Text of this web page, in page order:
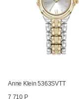
Anne Klein 5363SVTT
7 710 Р